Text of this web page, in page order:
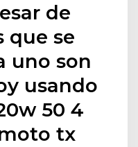
de
que se
uno son
usando
50 4
tx